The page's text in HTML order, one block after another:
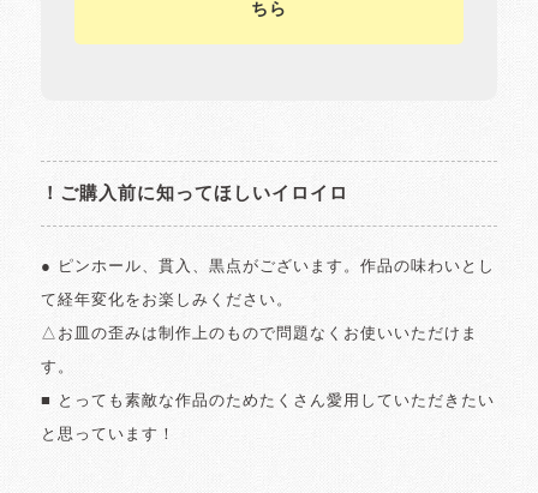
ちら
！ご購入前に知ってほしいイロイロ
● ピンホール、貫入、黒点がございます。作品の味わいとし
て経年変化をお楽しみください。
△お皿の歪みは制作上のもので問題なくお使いいただけま
す。
■ とっても素敵な作品のためたくさん愛用していただきたい
と思っています！